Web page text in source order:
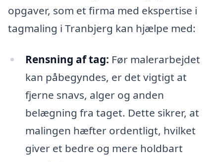
opgaver, som et firma med ekspertise i
tagmaling i Tranbjerg kan hjælpe med:
Rensning af tag: Før malerarbejdet
kan påbegyndes, er det vigtigt at
fjerne snavs, alger og anden
belægning fra taget. Dette sikrer, at
malingen hæfter ordentligt, hvilket
giver et bedre og mere holdbart